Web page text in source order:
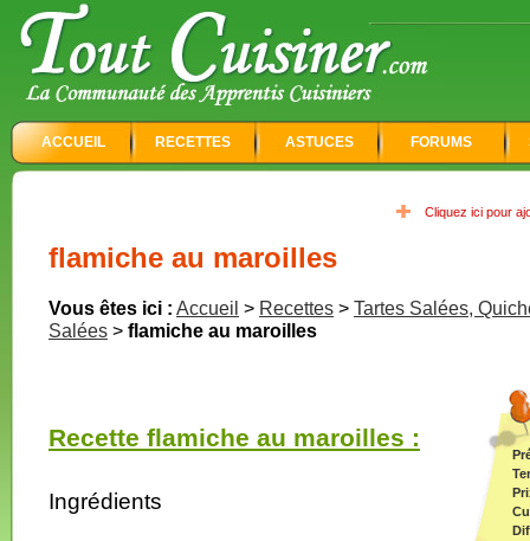
ACCUEIL RECETTES ASTUCES FORUMS
Cliquez ici pour
flamiche au maroilles
Vous êtes ici : Accueil > Recettes > Tartes Salées,
Salées > flamiche au maroilles
Recette flamiche au maroilles :
Ingrédients